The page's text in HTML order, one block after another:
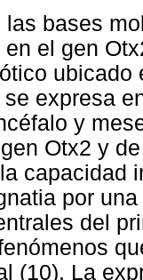
las bases
en el gen
expresa
y
Otx2 y
capacidad
por
del
(10). La